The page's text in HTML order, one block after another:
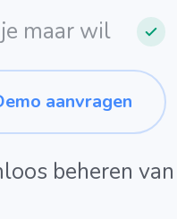
maar wil
aanvragen
beheren